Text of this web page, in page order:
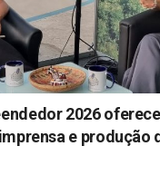
2026
e produção